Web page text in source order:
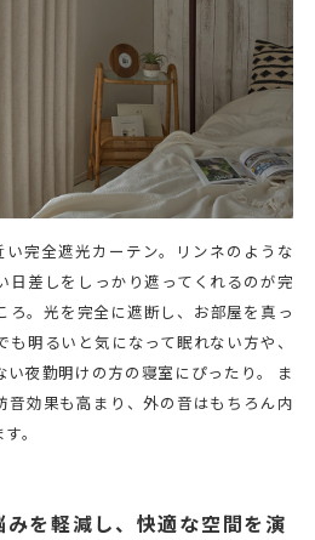
完全遮光カーテン。リンネのような
日差しをしっかり遮ってくれるのが完
ろ。光を完全に遮断し、お部屋を真っ
明るいと気になって眠れない方や、
い夜勤明けの方の寝室にぴったり。 ま
音効果も高まり、外の音はもちろん内
。
みを軽減し、快適な空間を演